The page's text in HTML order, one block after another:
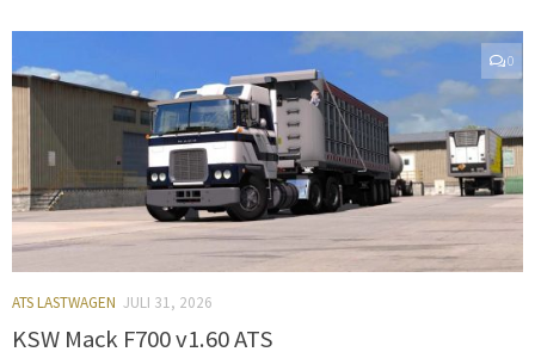
0
ATS LASTWAGEN JULI 31, 2026
KSW Mack F700 v1.60 ATS